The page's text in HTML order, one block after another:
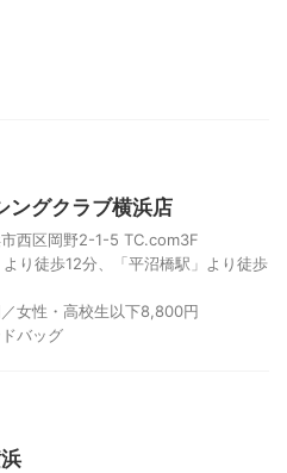
ングクラブ横浜店
西区岡野2-1-5 TC.com3F
り徒歩12分、「平沼橋駅」より徒歩
女性・高校生以下8,800円
バッグ